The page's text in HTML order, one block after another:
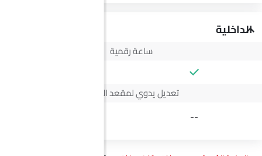
الداخلية
ساعة رقمية
تعديل يدوي لمقعد السائق
--